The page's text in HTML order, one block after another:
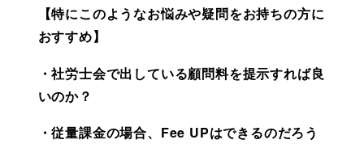
【特にこのようなお悩みや疑問をお持ちの方に
おすすめ】
・社労士会で出している顧問料を提示すれば良
いのか？
・従量課金の場合、Fee UPはできるのだろう